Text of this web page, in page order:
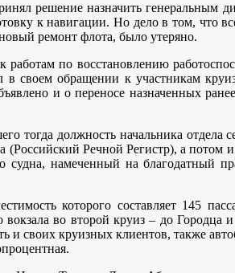
решение назначить генеральным
к навигации. Но дело в том, что
ремонт флота, было утеряно.
по восстановлению
своем обращении к участникам
и о переносе назначенных
должность начальника отдела
Речной Регистр), а потом и
намеченный на благодатный
которого составляет 145
во второй круиз – до
и своих круизных клиентов, также